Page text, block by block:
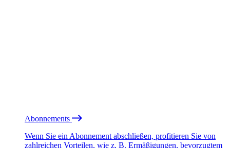
Abonnements
Wenn Sie ein Abonnement abschließen, profitieren Sie von
zahlreichen Vorteilen, wie z. B. Ermäßigungen, bevorzugtem